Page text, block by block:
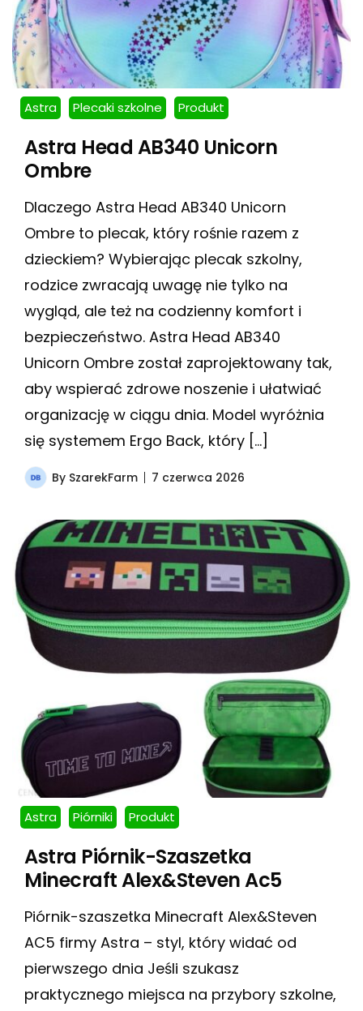
Astra Plecaki szkolne Produkt
Astra Head AB340 Unicorn
Ombre
Dlaczego Astra Head AB340 Unicorn
Ombre to plecak, który rośnie razem z
dzieckiem? Wybierając plecak szkolny,
rodzice zwracają uwagę nie tylko na
wygląd, ale też na codzienny komfort i
bezpieczeństwo. Astra Head AB340
Unicorn Ombre został zaprojektowany tak,
aby wspierać zdrowe noszenie i ułatwiać
organizację w ciągu dnia. Model wyróżnia
się systemem Ergo Back, który […]
By SzarekFarm 7 czerwca 2026
Astra Piórniki Produkt
Astra Piórnik-Szaszetka
Minecraft Alex&Steven Ac5
Piórnik-szaszetka Minecraft Alex&Steven
AC5 firmy Astra – styl, który widać od
pierwszego dnia Jeśli szukasz
praktycznego miejsca na przybory szkolne,